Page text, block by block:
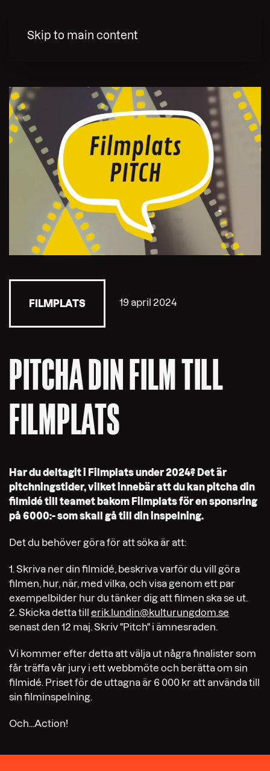
Skip to main content
FILMPLATS 19 april 2024
PITCHA DIN FILM TILL
FILMPLATS
Har du deltagit i Filmplats under 2024? Det är
pitchningstider, vilket innebär att du kan pitcha din
filmidé till teamet bakom Filmplats för en sponsring
på 6000:- som skall gå till din inspelning.
Det du behöver göra för att söka är att:
1. Skriva ner din filmidé, beskriva varför du vill göra
filmen, hur, när, med vilka, och visa genom ett par
exempelbilder hur du tänker dig att filmen ska se ut.
2. Skicka detta till erik.lundin@kulturungdom.se
senast den 12 maj. Skriv "Pitch" i ämnesraden.
Vi kommer efter detta att välja ut några finalister som
får träffa vår jury i ett webbmöte och berätta om sin
filmidé. Priset för de uttagna är 6 000 kr att använda till
sin filminspelning.
Och...Action!